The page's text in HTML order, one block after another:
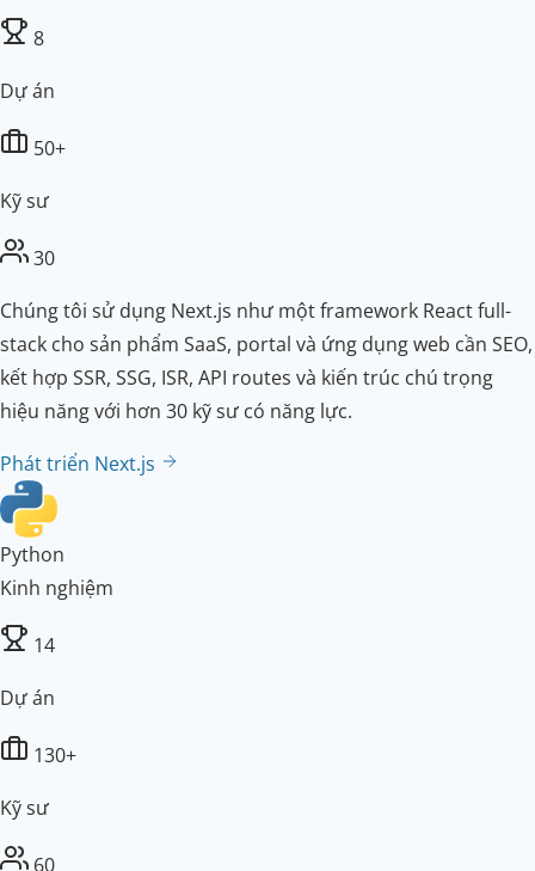
8
Dự án
50+
Kỹ sư
30
Chúng tôi sử dụng Next.js như một framework React full-
stack cho sản phẩm SaaS, portal và ứng dụng web cần SEO,
kết hợp SSR, SSG, ISR, API routes và kiến trúc chú trọng
hiệu năng với hơn 30 kỹ sư có năng lực.
Phát triển Next.js
Python
Kinh nghiệm
14
Dự án
130+
Kỹ sư
60